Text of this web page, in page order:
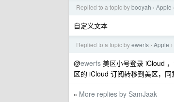
Replied to a topic bybooyah › Apple ›
自定义文本
Replied to a topic byewerfs › Apple ›
@ewerfs 美区小号登录 iCloud
区的 iCloud 订阅转移到美区，同
» More replies by SamJaak